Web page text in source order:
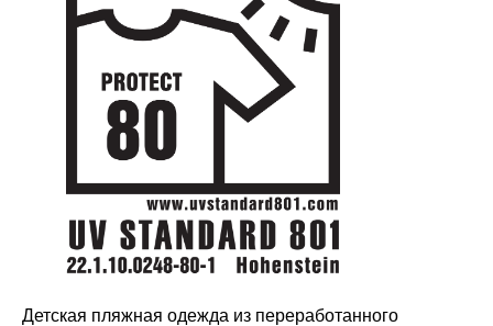
Детская пляжная одежда из переработанного